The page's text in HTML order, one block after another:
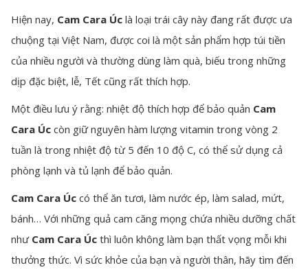
Hiện nay, Cam Cara Úc là loại trái cây này đang rất được ưa
chuộng tại Việt Nam, được coi là một sản phẩm hợp túi tiền
của nhiều người và thường dùng làm quà, biếu trong những
dịp đặc biệt, lễ, Tết cũng rất thích hợp.
Một điều lưu ý rằng: nhiệt độ thích hợp để bảo quản Cam
Cara Úc còn giữ nguyên hàm lượng vitamin trong vòng 2
tuần là trong nhiệt độ từ 5 đến 10 độ C, có thể sử dụng cả
phòng lạnh và tủ lạnh để bảo quản.
Cam Cara Úc có thể ăn tươi, làm nước ép, làm salad, mứt,
bánh… Với những quả cam căng mọng chứa nhiều dưỡng chất
như Cam Cara Úc thì luôn không làm bạn thất vọng mỗi khi
thưởng thức. Vì sức khỏe của bạn và người thân, hãy tìm đến